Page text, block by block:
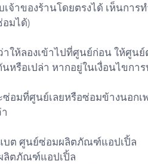
จ้าของร้านโดยตรงได้ เห็นกา
มได้)
ให้ลองเข้าไปที่ศูนย์ก่อน ให้ศูน
รือเปล่า หากอยู่ในเงื่อนไขการ
อมที่ศูนย์เลยหรือซ่อมข้างนอกเ
แบต ศูนย์ซ่อมผลิตภัณฑ์แอปเปิ้ล
ลิตภัณฑ์แอปเปิ้ล